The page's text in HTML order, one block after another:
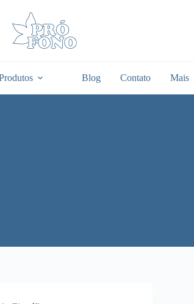
Blog Contato Mais